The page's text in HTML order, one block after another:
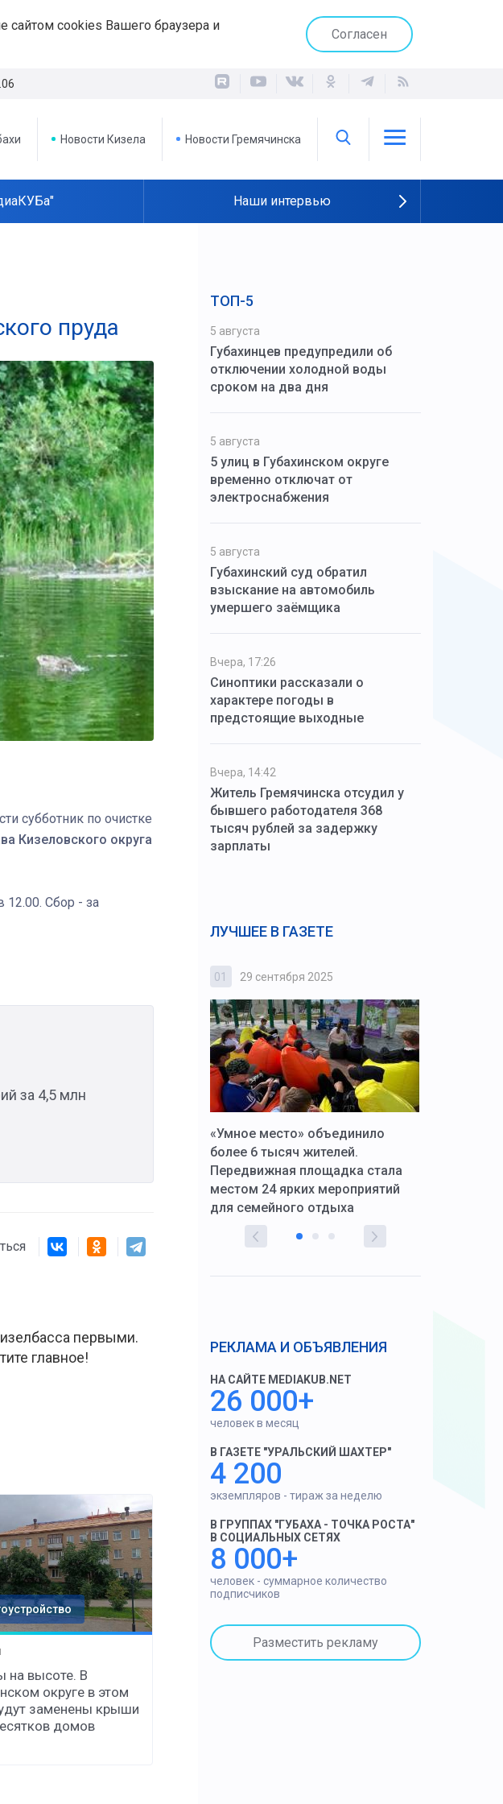
сайтом cookies Вашего браузера и
Согласен
Новости Кизела Новости Гремячинска
Наши интервью
пруда
субботник по очистке
Кизеловского округа
12.00. Сбор - за
за 4,5 млн
первыми.
главное!
на высоте. В
округе в этом
заменены крыши
домов
ТОП-5
5 августа
Губахинцев предупредили об
отключении холодной воды
сроком на два дня
5 августа
5 улиц в Губахинском округе
временно отключат от
электроснабжения
5 августа
Губахинский суд обратил
взыскание на автомобиль
умершего заёмщика
Вчера, 17:26
Синоптики рассказали о
характере погоды в
предстоящие выходные
Вчера, 14:42
Житель Гремячинска отсудил у
бывшего работодателя 368
тысяч рублей за задержку
зарплаты
ЛУЧШЕЕ В ГАЗЕТЕ
01 29 сентября 2025
«Умное место» объединило
более 6 тысяч жителей.
Передвижная площадка стала
местом 24 ярких мероприятий
для семейного отдыха
РЕКЛАМА И ОБЪЯВЛЕНИЯ
НА САЙТЕ MEDIAKUB.NET
26 000+
человек в месяц
В ГАЗЕТЕ "УРАЛЬСКИЙ ШАХТЕР"
4 200
экземпляров - тираж за неделю
В ГРУППАХ "ГУБАХА - ТОЧКА РОСТА"
В СОЦИАЛЬНЫХ СЕТЯХ
8 000+
человек - суммарное количество
подписчиков
Разместить рекламу